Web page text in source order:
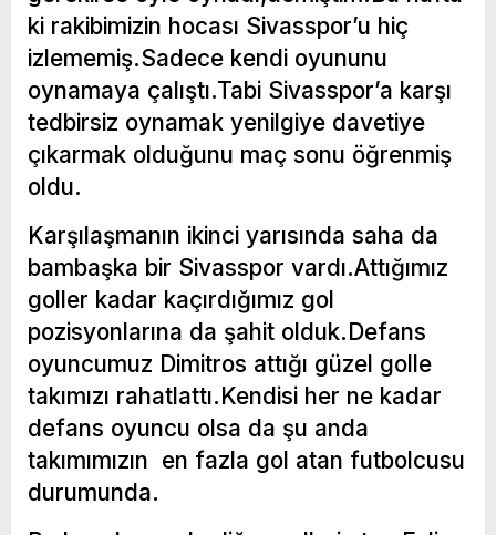
ki rakibimizin hocası Sivasspor’u hiç
izlememiş.Sadece kendi oyununu
oynamaya çalıştı.Tabi Sivasspor’a karşı
tedbirsiz oynamak yenilgiye davetiye
çıkarmak olduğunu maç sonu öğrenmiş
oldu.
Karşılaşmanın ikinci yarısında saha da
bambaşka bir Sivasspor vardı.Attığımız
goller kadar kaçırdığımız gol
pozisyonlarına da şahit olduk.Defans
oyuncumuz Dimitros attığı güzel golle
takımızı rahatlattı.Kendisi her ne kadar
defans oyuncu olsa da şu anda
takımımızın en fazla gol atan futbolcusu
durumunda.